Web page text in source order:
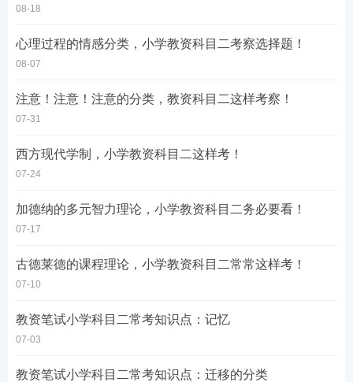
08-18
心理过程的情感分类，小学教资科目二考察选择题！
08-07
注意！注意！注意的分类，教资科目二这样考察！
07-31
西方现代学制，小学教资科目二这样考！
07-24
加德纳的多元智力理论，小学教资科目二务必要看！
07-17
古德莱德的课程理论，小学教资科目二常常这样考！
07-10
教资笔试小学科目二常考知识点：记忆
07-03
教资笔试小学科目二常考知识点：迁移的分类